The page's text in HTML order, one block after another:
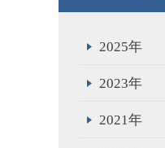
2025年
2023年
2021年